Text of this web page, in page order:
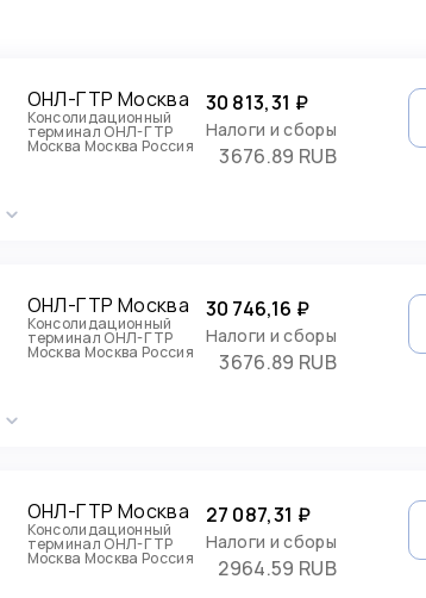
ОНЛ-ГТР Москва
Консолидационный
терминал ОНЛ-ГТР
Москва Москва Россия
30 813,31 ₽
Налоги и сборы
3676.89 RUB
ОНЛ-ГТР Москва
Консолидационный
терминал ОНЛ-ГТР
Москва Москва Россия
30 746,16 ₽
Налоги и сборы
3676.89 RUB
ОНЛ-ГТР Москва
Консолидационный
терминал ОНЛ-ГТР
Москва Москва Россия
27 087,31 ₽
Налоги и сборы
2964.59 RUB